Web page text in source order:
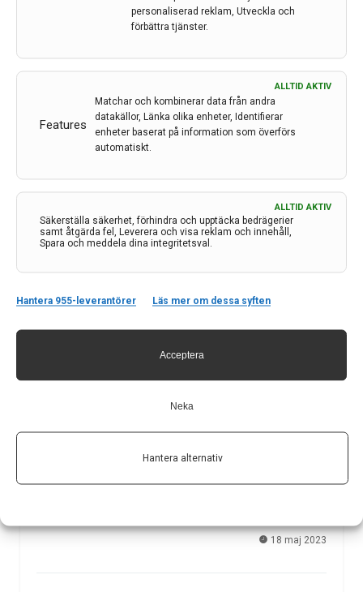
personaliserad reklam, Utveckla och
förbättra tjänster.
Features
ALLTID AKTIV
Matchar och kombinerar data från andra
datakällor, Länka olika enheter, Identifierar
enheter baserat på information som överförs
automatiskt.
Säkerställa säkerhet, förhindra och upptäcka bedrägerier
samt åtgärda fel, Leverera och visa reklam och innehåll,
Spara och meddela dina integritetsval.
ALLTID AKTIV
Hantera 955-leverantörer Läs mer om dessa syften
Acceptera
Neka
Hantera alternativ
skleros blir tillfälligt mycket bättre i sin sjukdom när de
är gravida. Nu har forskare kartlagt de gynnsamma
13 jun 2023
skleros eller driva på sjukdomsutvecklingen. En studie
18 maj 2023